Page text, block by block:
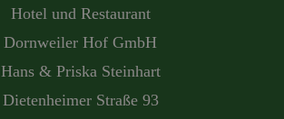
Hotel und Restaurant
Dornweiler Hof GmbH
Hans & Priska Steinhart
Dietenheimer Straße 93